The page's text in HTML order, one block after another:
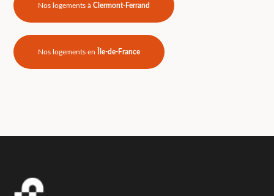
Nos logements àClermont-Ferrand
Nos logements en Île-de-France